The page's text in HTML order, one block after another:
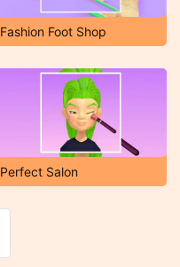
Fashion Foot Shop
Perfect Salon